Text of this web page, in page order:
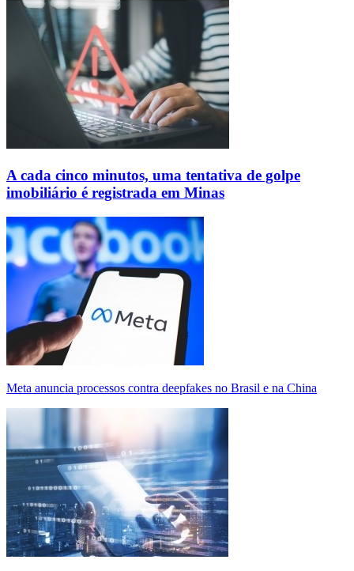
A cada cinco minutos, uma tentativa de golpe
imobiliário é registrada em Minas
Meta anuncia processos contra deepfakes no Brasil e na China